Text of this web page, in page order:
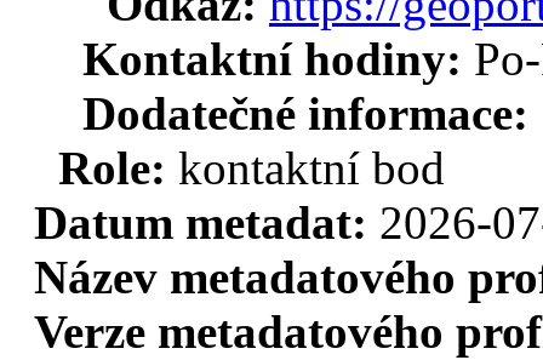
Kontaktní hodiny:
Dodatečné informace:
Role: kontaktní bod
Datum metadat: 2026-
Název metadatového
Verze metadatového